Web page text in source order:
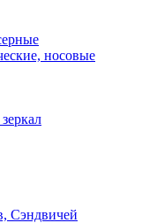
носовые
Сэндвичей